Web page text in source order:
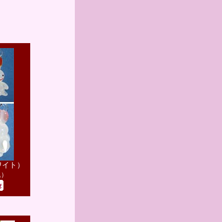
ト）